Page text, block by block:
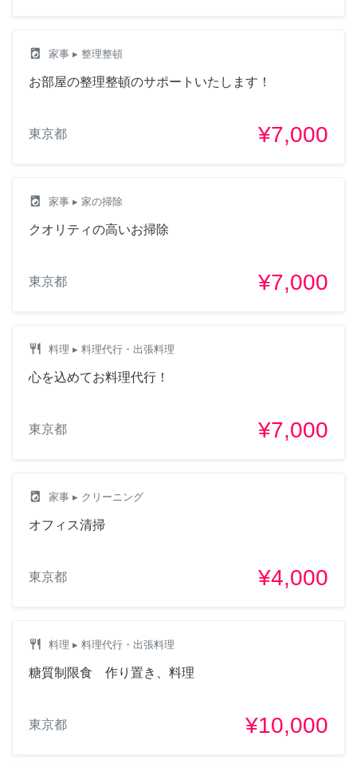
local_laundry_service 家事 ▸ 整理整頓
お部屋の整理整頓のサポートいたします！
東京都 ¥7,000
local_laundry_service 家事 ▸ 家の掃除
クオリティの高いお掃除
東京都 ¥7,000
restaurant 料理 ▸ 料理代行・出張料理
心を込めてお料理代行！
東京都 ¥7,000
local_laundry_service 家事 ▸ クリーニング
オフィス清掃
東京都 ¥4,000
restaurant 料理 ▸ 料理代行・出張料理
糖質制限食 作り置き、料理
東京都 ¥10,000